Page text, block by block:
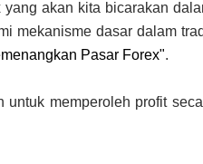
akan kita bicarakan
mekanisme dasar dalam
Pasar Forex".
memperoleh profit